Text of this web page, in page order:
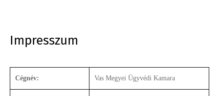
Impresszum
Cégnév: Vas Megyei Ügyvédi Kamara